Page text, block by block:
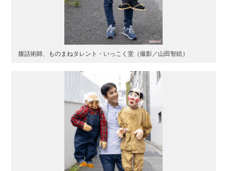
腹話術師、ものまねタレント・いっこく堂（撮影／山田智絵）